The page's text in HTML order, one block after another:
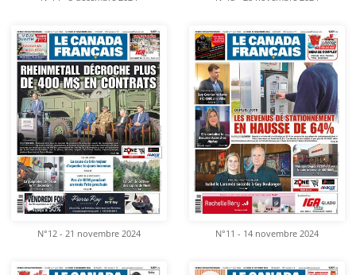
N°12 - 21 novembre 2024 N°11 - 14 novembre 2024